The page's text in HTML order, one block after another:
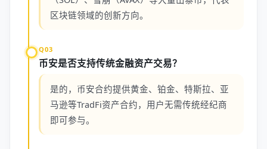
区块链领域的创新方向。
Q03
币安是否支持传统金融资产交易？
是的，币安合约提供黄金、铂金、特斯拉、亚
马逊等TradFi资产合约，用户无需传统经纪商
即可参与。